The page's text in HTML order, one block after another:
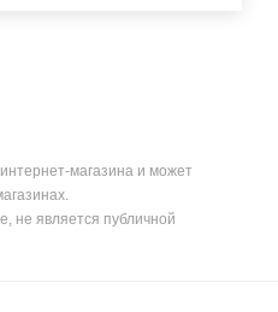
магазина и может
не является публичной